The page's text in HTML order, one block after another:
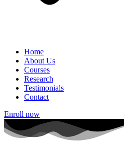
Home
About Us
Courses
Research
Testimonials
Contact
Enroll now